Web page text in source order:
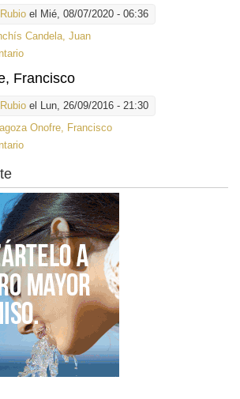
el Mié, 08/07/2020 - 06:36
Candela, Juan
Francisco
el Lun, 26/09/2016 - 21:30
Onofre, Francisco